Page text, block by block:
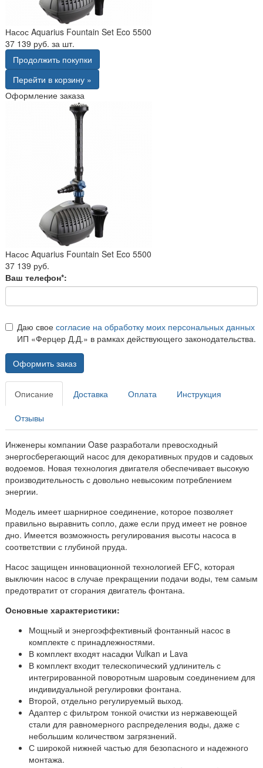
Насос Aquarius Fountain Set Eco 5500
37 139 руб. за шт.
Продолжить покупки
Перейти в корзину »
Оформление заказа
Насос Aquarius Fountain Set Eco 5500
37 139 руб.
Ваш телефон*:
Даю свое согласие на обработку моих персональных данных
ИП «Ферцер Д.Д.» в рамках действующего законодательства.
Оформить заказ
Описание Доставка Оплата Инструкция
Отзывы
Инженеры компании Oase разработали превосходный
энергосберегающий насос для декоративных прудов и садовых
водоемов. Новая технология двигателя обеспечивает высокую
производительность с довольно невысоким потреблением
энергии.
Модель имеет шарнирное соединение, которое позволяет
правильно выравнить сопло, даже если пруд имеет не ровное
дно. Имеется возможность регулирования высоты насоса в
соответствии с глубиной пруда.
Насос защищен инновационной технологией EFC, которая
выключин насос в случае прекращении подачи воды, тем самым
предотвратит от сгорания двигатель фонтана.
Основные характеристики:
Мощный и энергоэффективный фонтанный насос в
комплекте с принадлежностями.
В комплект входят насадки Vulkan и Lava
В комплект входит телескопический удлинитель с
интегрированной поворотным шаровым соединением для
индивидуальной регулировки фонтана.
Второй, отдельно регулируемый выход.
Адаптер с фильтром тонкой очистки из нержавеющей
стали для равномерного распределения воды, даже с
небольшим количеством загрязнений.
С широкой нижней частью для безопасного и надежного
монтажа.